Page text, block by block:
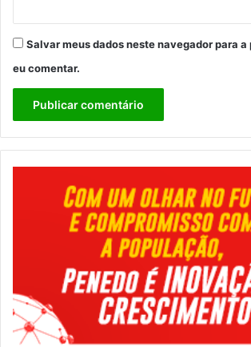
Salvar meus dados neste navegador para a
eu comentar.